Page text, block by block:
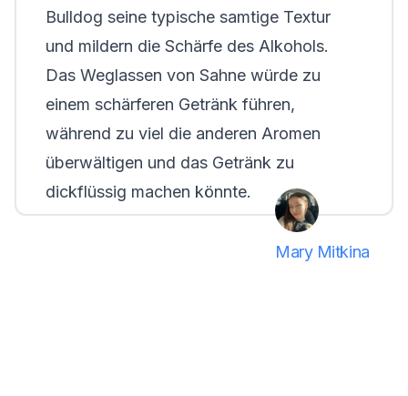
Bulldog seine typische samtige Textur
und mildern die Schärfe des Alkohols.
Das Weglassen von Sahne würde zu
einem schärferen Getränk führen,
während zu viel die anderen Aromen
überwältigen und das Getränk zu
dickflüssig machen könnte.
Mary Mitkina